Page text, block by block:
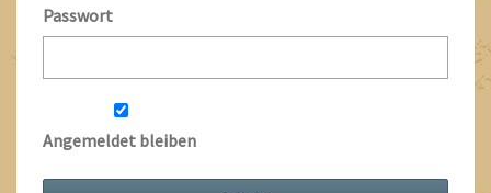
Passwort
Angemeldet bleiben